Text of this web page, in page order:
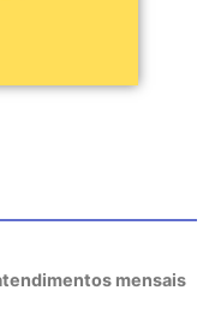
mensais